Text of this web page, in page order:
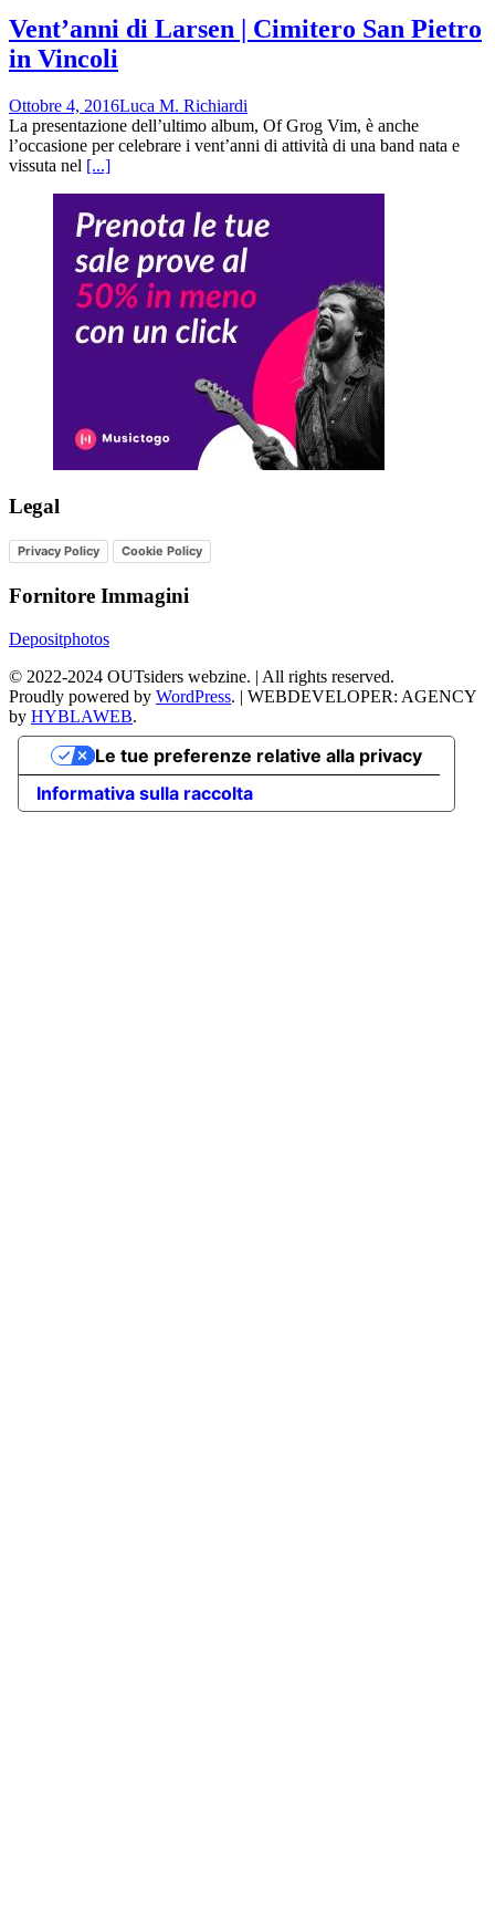
Vent’anni di Larsen | Cimitero San Pietro
in Vincoli
Ottobre 4, 2016Luca M. Richiardi
La presentazione dell’ultimo album, Of Grog Vim, è anche
l’occasione per celebrare i vent’anni di attività di una band nata e
vissuta nel [...]
Legal
Privacy Policy Cookie Policy
Fornitore Immagini
Depositphotos
© 2022-2024 OUTsiders webzine. | All rights reserved.
Proudly powered by WordPress. | WEBDEVELOPER: AGENCY
by HYBLAWEB.
Informativa sulla raccolta
Le tue preferenze relative alla privacy